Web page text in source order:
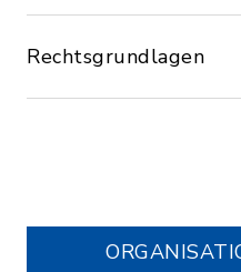
Rechtsgrundlagen